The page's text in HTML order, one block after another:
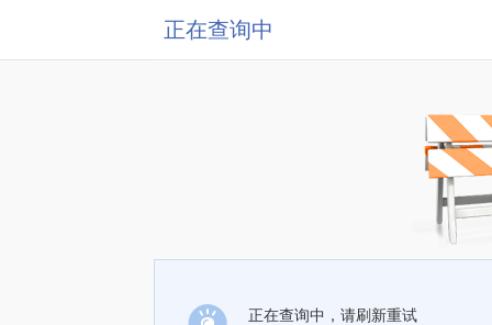
正在查询中
正在查询中，请刷新重试